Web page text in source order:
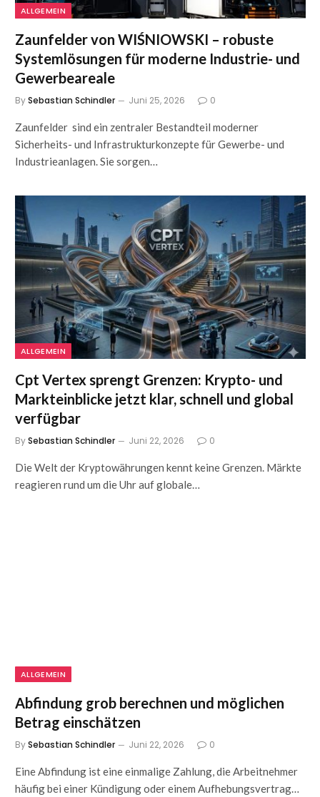
ALLGEMEIN
Zaunfelder von WIŚNIOWSKI – robuste
Systemlösungen für moderne Industrie- und
Gewerbeareale
BySebastian Schindler Juni 25, 2026 0
Zaunfelder sind ein zentraler Bestandteil moderner
Sicherheits- und Infrastrukturkonzepte für Gewerbe- und
Industrieanlagen. Sie sorgen…
ALLGEMEIN
Cpt Vertex sprengt Grenzen: Krypto- und
Markteinblicke jetzt klar, schnell und global
verfügbar
BySebastian Schindler Juni 22, 2026 0
Die Welt der Kryptowährungen kennt keine Grenzen. Märkte
reagieren rund um die Uhr auf globale…
ALLGEMEIN
Abfindung grob berechnen und möglichen
Betrag einschätzen
BySebastian Schindler Juni 22, 2026 0
Eine Abfindung ist eine einmalige Zahlung, die Arbeitnehmer
häufig bei einer Kündigung oder einem Aufhebungsvertrag…